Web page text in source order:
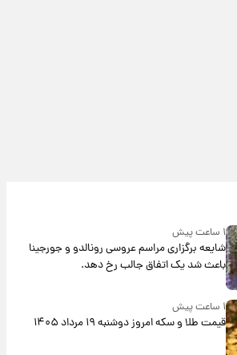
۱ ساعت پیش
شایعه برگزاری مراسم عروسی رونالدو و جورجینا
باعث شد یک اتفاق جالب رخ دهد.
۱ ساعت پیش
قیمت طلا و سکه امروز دوشنبه ۱۹ مرداد ۱۴۰۵